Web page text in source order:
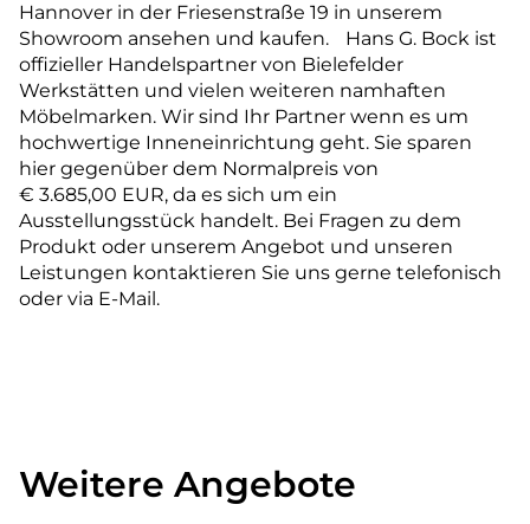
Hannover in der Friesenstraße 19 in unserem
Showroom ansehen und kaufen. Hans G. Bock ist
offizieller Handelspartner von Bielefelder
Werkstätten und vielen weiteren namhaften
Möbelmarken. Wir sind Ihr Partner wenn es um
hochwertige Inneneinrichtung geht. Sie sparen
hier gegenüber dem Normalpreis von
€ 3.685,00 EUR, da es sich um ein
Ausstellungsstück handelt. Bei Fragen zu dem
Produkt oder unserem Angebot und unseren
Leistungen kontaktieren Sie uns gerne telefonisch
oder via E-Mail.
Weitere Angebote